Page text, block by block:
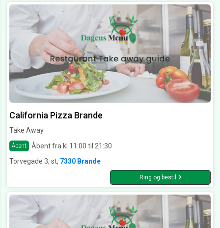
California Pizza Brande
Take Away
Åbent
Åbent fra kl 11:00 til 21:30
Torvegade 3, st, 7330 Brande
Ring og bestil